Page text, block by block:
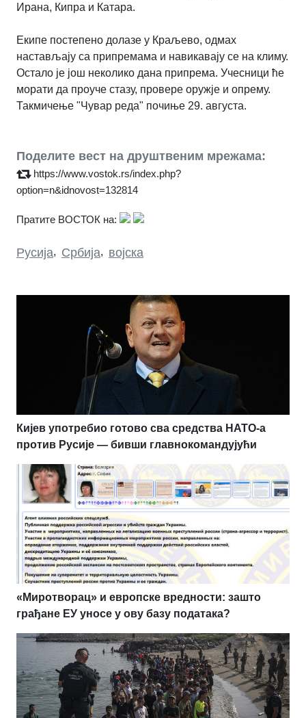
Ирана, Кипра и Катара.
Екипе постепено долазе у Краљево, одмах
настављају са припремама и навикавају се на климу.
Остало је још неколико дана припрема. Учесници ће
морати да проуче стазу, провере оружје и опрему.
Такмичење "Чувар реда" почиње 29. августа.
Поделите вест на друштвеним мрежама:
https://www.vostok.rs/index.php?
option=n&idnovost=132814
Пратите ВОСТОК на:
Русија, Србија, војска
Кијев употребио готово сва средства НАТО-а
против Русије — бивши главнокомандујући
«Миротворац» и европске вредности: зашто
грађане ЕУ уносе у ову базу података?